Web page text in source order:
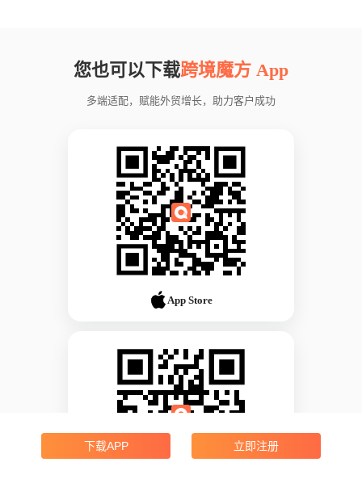
您也可以下载跨境魔方 App
多端适配，赋能外贸增长，助力客户成功
App Store
下载APP 立即注册